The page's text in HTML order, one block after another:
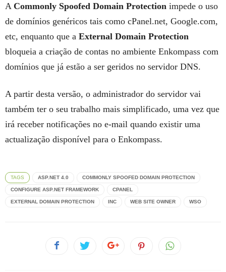
A Commonly Spoofed Domain Protection impede o uso
de domínios genéricos tais como cPanel.net, Google.com,
etc, enquanto que a External Domain Protection
bloqueia a criação de contas no ambiente Enkompass com
domínios que já estão a ser geridos no servidor DNS.
A partir desta versão, o administrador do servidor vai
também ter o seu trabalho mais simplificado, uma vez que
irá receber notificações no e-mail quando existir uma
actualização disponível para o Enkompass.
TAGS ASP.NET 4.0 COMMONLY SPOOFED DOMAIN PROTECTION
CONFIGURE ASP.NET FRAMEWORK CPANEL
EXTERNAL DOMAIN PROTECTION INC WEB SITE OWNER WSO